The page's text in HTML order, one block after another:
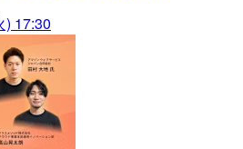
) 17:30